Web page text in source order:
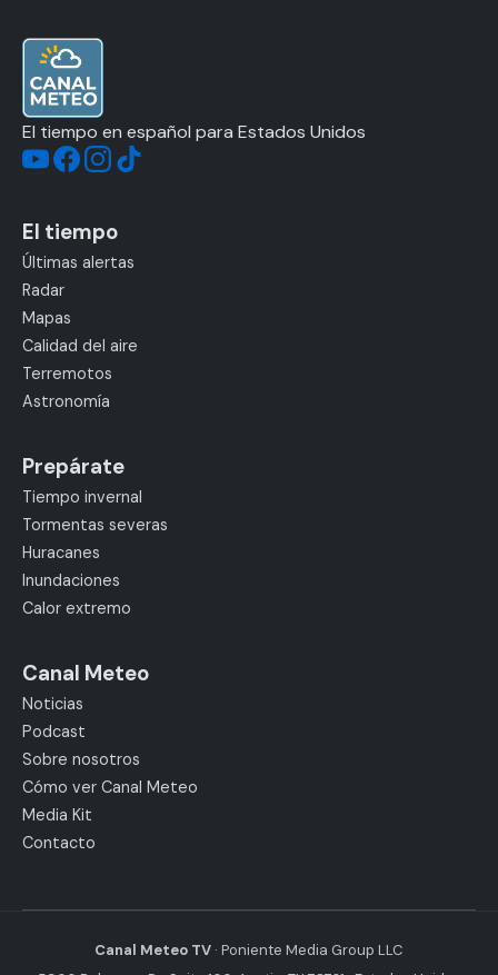
El tiempo en español para Estados Unidos
El tiempo
Últimas alertas
Radar
Mapas
Calidad del aire
Terremotos
Astronomía
Prepárate
Tiempo invernal
Tormentas severas
Huracanes
Inundaciones
Calor extremo
Canal Meteo
Noticias
Podcast
Sobre nosotros
Cómo ver Canal Meteo
Media Kit
Contacto
Canal Meteo TV · Poniente Media Group LLC